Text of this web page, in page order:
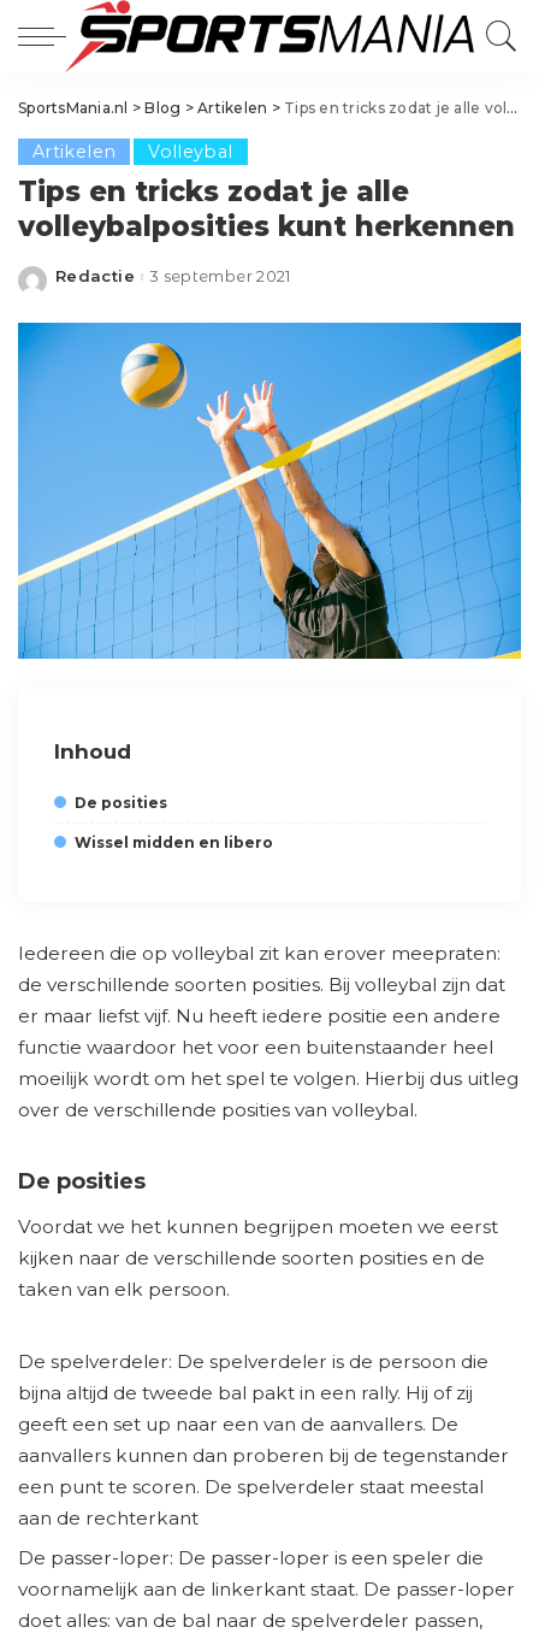
SportsMania.nl >Blog >Artikelen > Tips en tricks zodat je alle volleybalposities kunt herkennen
Artikelen Volleybal
Tips en tricks zodat je alle
volleybalposities kunt herkennen
Posted
Redactie 3 september 2021
Inhoud
De posities
Wissel midden en libero
Iedereen die op volleybal zit kan erover meepraten:
de verschillende soorten posities. Bij volleybal zijn dat
er maar liefst vijf. Nu heeft iedere positie een andere
functie waardoor het voor een buitenstaander heel
moeilijk wordt om het spel te volgen. Hierbij dus uitleg
over de verschillende posities van volleybal.
De posities
Voordat we het kunnen begrijpen moeten we eerst
kijken naar de verschillende soorten posities en de
taken van elk persoon.
De spelverdeler: De spelverdeler is de persoon die
bijna altijd de tweede bal pakt in een rally. Hij of zij
geeft een set up naar een van de aanvallers. De
aanvallers kunnen dan proberen bij de tegenstander
een punt te scoren. De spelverdeler staat meestal
aan de rechterkant
De passer-loper: De passer-loper is een speler die
voornamelijk aan de linkerkant staat. De passer-loper
doet alles: van de bal naar de spelverdeler passen,